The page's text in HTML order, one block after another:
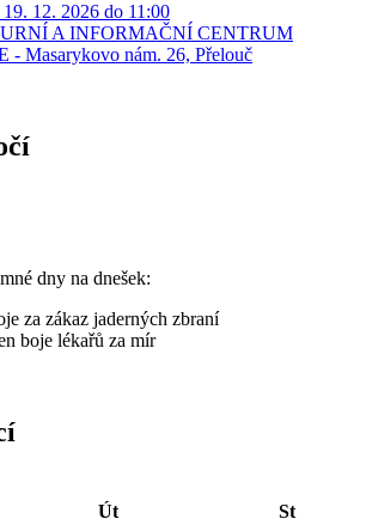
12. 2026 do 11:00
A INFORMAČNÍ CENTRUM
- Masarykovo nám. 26, Přelouč
dny na dnešek:
za zákaz jaderných zbraní
boje lékařů za mír
Út
St